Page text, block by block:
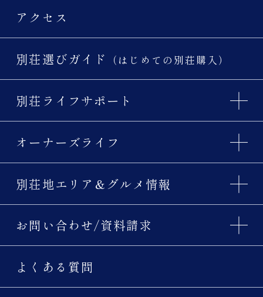
アクセス
別荘選びガイド （はじめての別荘購入）
別荘ライフサポート
オーナーズライフ
別荘地エリア＆グルメ情報
お問い合わせ/資料請求
よくある質問